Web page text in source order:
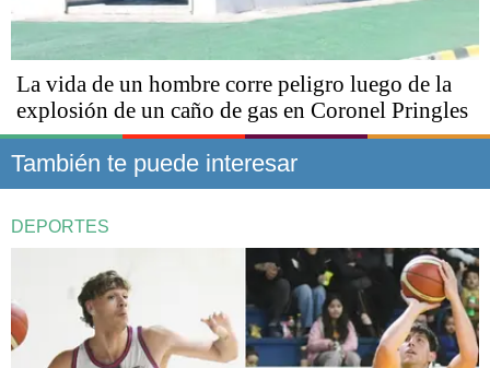
La vida de un hombre corre peligro luego de la
explosión de un caño de gas en Coronel Pringles
También te puede interesar
DEPORTES